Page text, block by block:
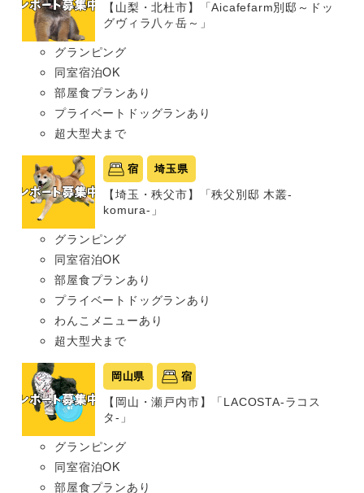
【山梨・北杜市】「Aicafefarm別邸～ドッ
グヴィラ八ヶ岳～」
グランピング
同室宿泊OK
部屋食プランあり
プライベートドッグランあり
超大型犬まで
宿 埼玉県
【埼玉・秩父市】「秩父別邸 木叢-
komura-」
グランピング
同室宿泊OK
部屋食プランあり
プライベートドッグランあり
わんこメニューあり
超大型犬まで
岡山県 宿
【岡山・瀬戸内市】「LACOSTA-ラコス
タ-」
グランピング
同室宿泊OK
部屋食プランあり